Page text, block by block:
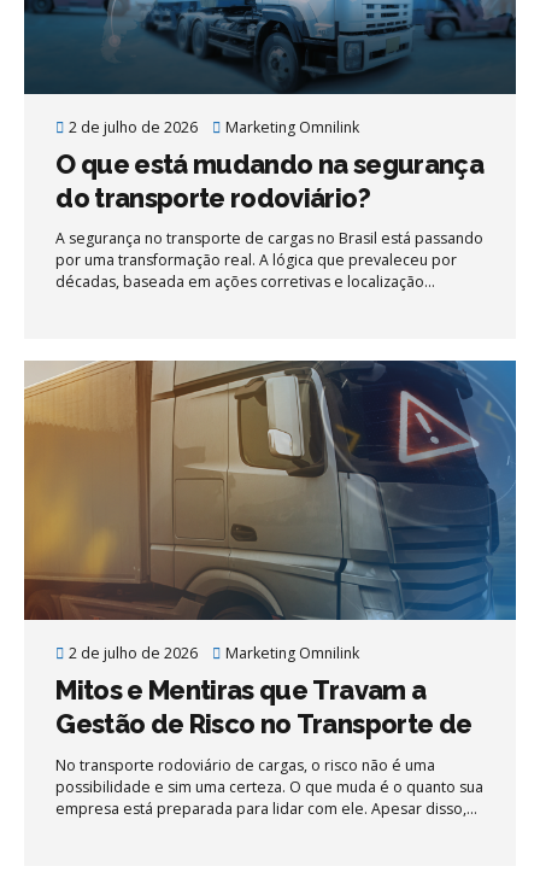
2 de julho de 2026 Marketing Omnilink
O que está mudando na segurança
do transporte rodoviário?
A segurança no transporte de cargas no Brasil está passando
por uma transformação real. A lógica que prevaleceu por
décadas, baseada em ações corretivas e localização
2 de julho de 2026 Marketing Omnilink
Mitos e Mentiras que Travam a
Gestão de Risco no Transporte de
Cargas
No transporte rodoviário de cargas, o risco não é uma
possibilidade e sim uma certeza. O que muda é o quanto sua
empresa está preparada para lidar com ele. Apesar disso,